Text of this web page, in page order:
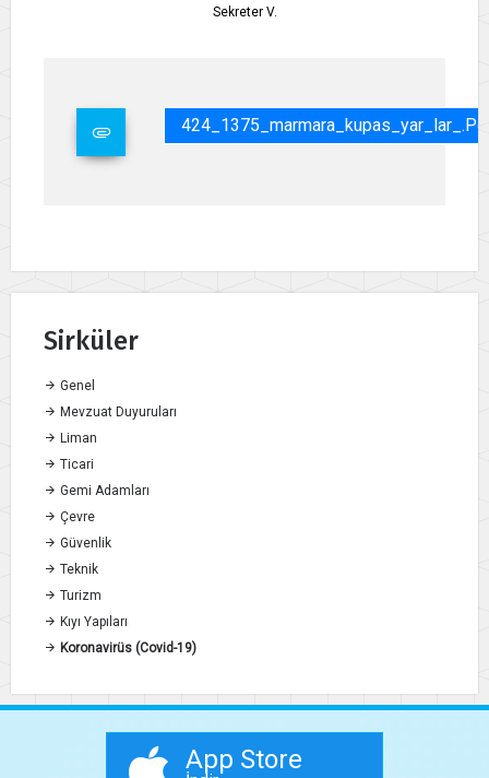
Sekreter V.
Sirküler
Genel
Mevzuat Duyuruları
Liman
Ticari
Gemi Adamları
Çevre
Güvenlik
Teknik
Turizm
Kıyı Yapıları
Koronavirüs (Covid-19)
App Store